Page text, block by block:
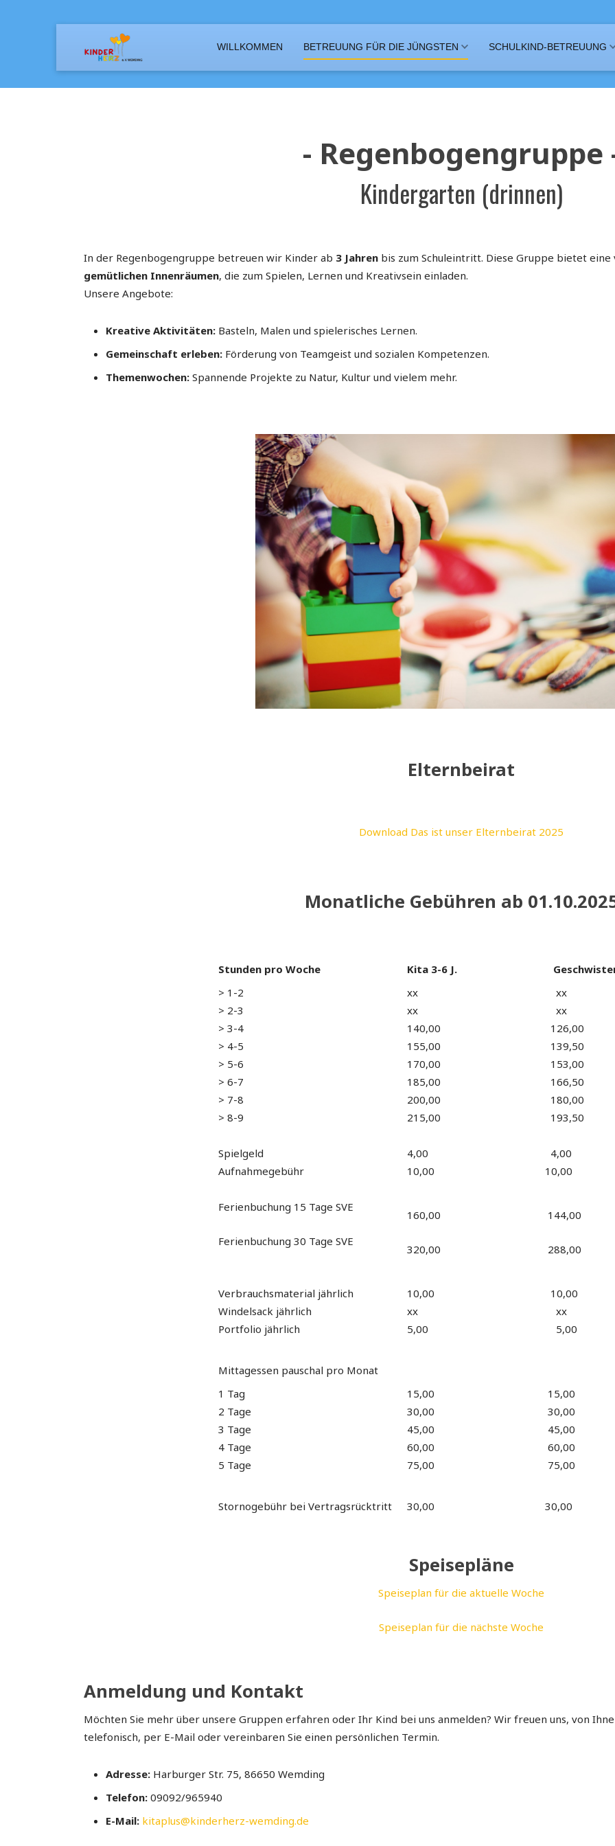
WILLKOMMEN BETREUUNG FÜR DIE JÜNGSTEN SCHULKIND-BETREUUNG
- Regenbogengruppe
Kindergarten (drinnen)
In der Regenbogengruppe betreuen wir Kinder ab 3 Jahren bis zum Schuleintritt. Diese Gruppe bietet
gemütlichen Innenräumen, die zum Spielen, Lernen und Kreativsein einladen.
Unsere Angebote:
Kreative Aktivitäten: Basteln, Malen und spielerisches Lernen.
Gemeinschaft erleben: Förderung von Teamgeist und sozialen Kompetenzen.
Themenwochen: Spannende Projekte zu Natur, Kultur und vielem mehr.
Elternbeirat
Download Das ist unser Elternbeirat 2025
Monatliche Gebühren ab
Stunden pro Woche Kita 3-6 J.
> 1-2
xx
xx
> 2-3
xx
xx
> 3-4
140,00
126,00
> 4-5
155,00
139,50
> 5-6
170,00
153,00
> 6-7
185,00
166,50
> 7-8
200,00
180,00
> 8-9
215,00 193,50
Spielgeld 4,00
4,00
Aufnahmegebühr
10,00 10,00
Ferienbuchung 15 Tage SVE
160,00
144,00
Ferienbuchung 30 Tage SVE
320,00 288,00
Verbrauchsmaterial jährlich 10,00
10,00
Windelsack jährlich
xx
xx
Portfolio jährlich
5,00 5,00
Mittagessen pauschal pro Monat
1 Tag
15,00
15,00
2 Tage
30,00
30,00
3 Tage
45,00
45,00
4 Tage
60,00
60,00
5 Tage
75,00 75,00
Stornogebühr bei Vertragsrücktritt 30,00 30,00
Speisepläne
Speiseplan für die aktuelle Woche
Speiseplan für die nächste Woche
Anmeldung und Kontakt
Möchten Sie mehr über unsere Gruppen erfahren oder Ihr Kind bei uns anmelden? Wir freuen uns, von
telefonisch, per E-Mail oder vereinbaren Sie einen persönlichen Termin.
Adresse: Harburger Str. 75, 86650 Wemding
Telefon: 09092/965940
E-Mail: kitaplus@kinderherz-wemding.de
Nestgruppe (Krippe)